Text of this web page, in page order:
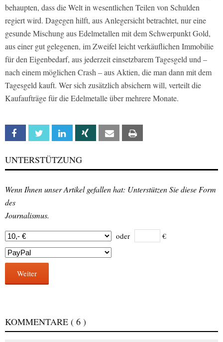
behaupten, dass die Welt in wesentlichen Teilen von Schulden
regiert wird. Dagegen hilft, aus Anlegersicht betrachtet, nur eine
gesunde Mischung aus Edelmetallen mit dem Schwerpunkt Gold,
aus einer gut gelegenen, im Zweifel leicht verkäuflichen Immobilie
für den Eigenbedarf, aus jederzeit einsetzbarem Tagesgeld und –
nach einem möglichen Crash – aus Aktien, die man dann mit dem
Tagesgeld kauft. Wer sich zusätzlich absichern will, verteilt die
Kaufaufträge für die Edelmetalle über mehrere Monate.
Facebook Twitter Linkedin Xing Email
UNTERSTÜTZUNG
Wenn Ihnen unser Artikel gefallen hat: Unterstützen Sie diese Form
des
Journalismus.
oder €
Weiter
KOMMENTARE ( 6 )